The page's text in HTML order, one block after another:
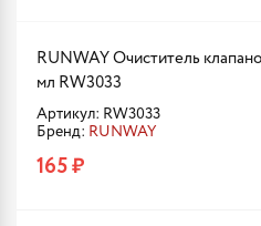
RUNWAY Очиститель
мл RW3033
Артикул: RW3033
Бренд: RUNWAY
165 ₽